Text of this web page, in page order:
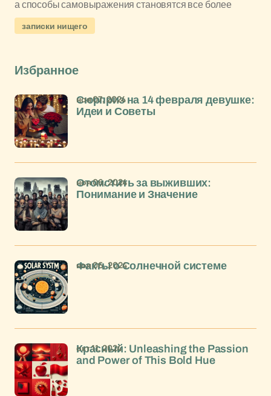
а способы самовыражения становятся все более
записки нищего
Избранное
Сюрприз на 14 февраля девушке:
Идеи и Советы
ноя 07, 2024
Отомстить за выживших:
Понимание и Значение
ноя 06, 2024
Факты о Солнечной системе
ноя 06, 2024
Красный: Unleashing the Passion
and Power of This Bold Hue
окт 11, 2024